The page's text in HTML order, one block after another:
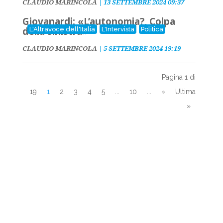
CLAUDIO MARINCOLA| 13 SETTEMBRE 2024 09:37
L'Altravoce dell'Italia L'Intervista Politica
Giovanardi: «L’autonomia?, Colpa
della sinistra»
CLAUDIO MARINCOLA| 5 SETTEMBRE 2024 19:19
Pagina 1 di
19
1 2 3 4 5 10 »
Ultima
»